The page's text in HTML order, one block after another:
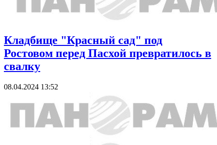
Кладбище "Красный сад" под
Ростовом перед Пасхой превратилось в
свалку
08.04.2024 13:52